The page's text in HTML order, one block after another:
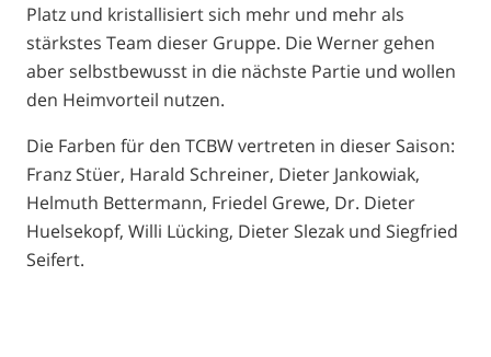
Platz und kristallisiert sich mehr und mehr als
stärkstes Team dieser Gruppe. Die Werner gehen
aberselbstbewusst in die nächste Partie und wollen
den Heimvorteil nutzen.
Die Farben für den TCBW vertreten in dieser Saison:
Franz Stüer, Harald Schreiner, Dieter Jankowiak,
Helmuth Bettermann, Friedel Grewe, Dr. Dieter
Huelsekopf, Willi Lücking, Dieter Slezak und Siegfried
Seifert.